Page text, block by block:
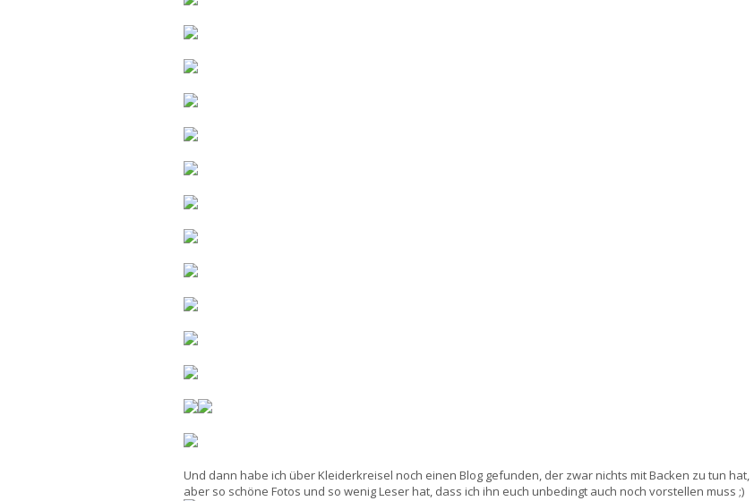
Und dann habe ich über Kleiderkreisel noch einen Blog gefunden, der zwar nichts mit Backen zu tun hat,
aber so schöne Fotos und so wenig Leser hat, dass ich ihn euch unbedingt auch noch vorstellen muss ;)